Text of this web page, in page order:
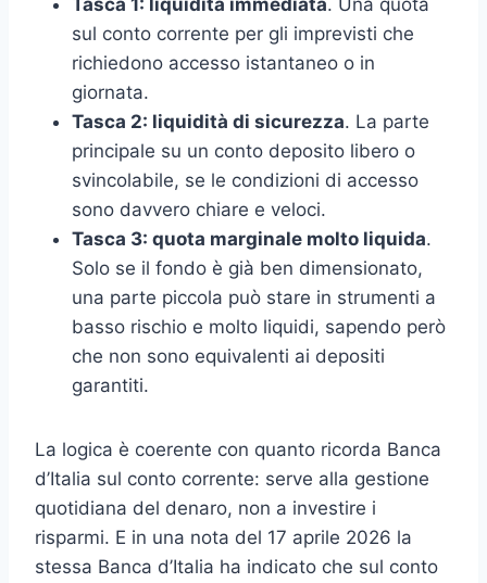
sul conto corrente per gli imprevisti che
richiedono accesso istantaneo o in
giornata.
Tasca 2: liquidità di sicurezza. La parte
principale su un conto deposito libero o
svincolabile, se le condizioni di accesso
sono davvero chiare e veloci.
Tasca 3: quota marginale molto liquida.
Solo se il fondo è già ben dimensionato,
una parte piccola può stare in strumenti a
basso rischio e molto liquidi, sapendo però
che non sono equivalenti ai depositi
garantiti.
La logica è coerente con quanto ricorda Banca
d’Italia sul conto corrente: serve alla gestione
quotidiana del denaro, non a investire i
risparmi. E in una nota del 17 aprile 2026 la
stessa Banca d’Italia ha indicato che sul conto